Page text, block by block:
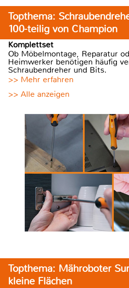
Topthema:
100-teilig von Champion
Komplettset
Ob Möbelmontage, Reparatur
Heimwerker benötigen häufig
Schraubendreher und Bits.
>> Mehr erfahren
>> Alle anzeigen
Topthema: Mähroboter
kleine Flächen